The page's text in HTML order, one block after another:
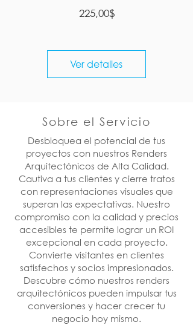
225,00$Precio
Ver detalles
Sobre el Servicio
Desbloquea el potencial de tus
proyectos con nuestros Renders
Arquitectónicos de Alta Calidad.
Cautiva a tus clientes y cierre tratos
con representaciones visuales que
superan las expectativas. Nuestro
compromiso con la calidad y precios
accesibles te permite lograr un ROI
excepcional en cada proyecto.
Convierte visitantes en clientes
satisfechos y socios impresionados.
Descubre cómo nuestros renders
arquitectónicos pueden impulsar tus
conversiones y hacer crecer tu
negocio hoy mismo.